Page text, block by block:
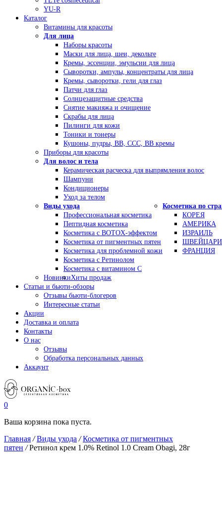
YU-R
Каталог
Витамины для красоты
Для лица
Наборы красоты
Маски для лица, шеи, декольте
Кремы, эссенции, эмульсии для лица
Сыворотки, ампулы, концентраты для лица
Кремы, сыворотки, гели для глаз
Патчи для глаз
Солнцезащитные средства
Снятие макияжа и очищение
Скрабы для лица
Пилинги для кожи
Тоники и тонеры
Кушоны, пудры, ВВ, ССС, ВВ кремы
Приборы для красоты
Для волос и тела
Керамическая расческа для выпрямления волос
Шампуни
Кондиционеры
Уход за телом
Виды ухода
Профессиональная косметика
Пептидная косметика
Косметика с BOTOX-эффектом
Косметика от пигментных пятен
Косметика для проблемной кожи
Косметика с Ретинолом
Косметика с витамином С
Косметика по
КОРЕЯ
АМЕРИКА
ИЗРАИЛЬ
ФРАНЦИЯ
НовинкиХиты продаж
Статьи и бьюти-обзоры
Отзывы бьюти-блогеров
Интересные статьи
Акции
Доставка и оплата
Контакты
О нас
Отзывы
Обработка персональных данных
Аккаунт
0
Ваша корзина пока пуста.
Главная /Виды ухода /Косметика от пигментных
пятен /Ретинол крем 1.0% Retinol 1.0 Cream Obagi, 28г